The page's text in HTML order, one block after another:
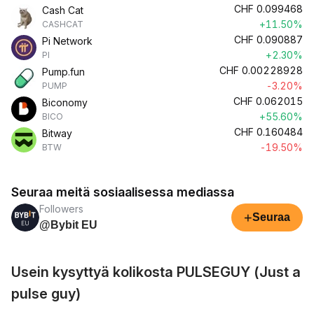
Cash Cat
CASHCAT
CHF 0.099468
+11.50%
Pi Network
PI
CHF 0.090887
+2.30%
Pump.fun
PUMP
CHF 0.00228928
-3.20%
Biconomy
BICO
CHF 0.062015
+55.60%
Bitway
BTW
CHF 0.160484
-19.50%
Seuraa meitä sosiaalisessa mediassa
Followers
@Bybit EU
+Seuraa
Usein kysyttyä kolikosta PULSEGUY (Just a
pulse guy)